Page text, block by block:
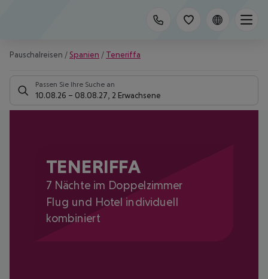
Pauschalreisen / Spanien / Teneriffa
Passen Sie Ihre Suche an
10.08.26 – 08.08.27 2 Erwachsene
TENERIFFA
7 Nächte im Doppelzimmer
Flug und Hotel individuell
kombiniert